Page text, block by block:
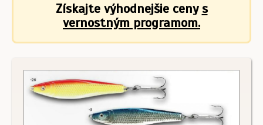
Získajte výhodnejšie cenys
vernostným programom.